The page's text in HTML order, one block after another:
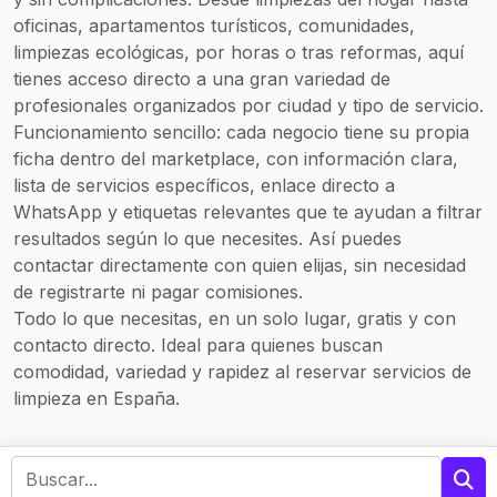
oficinas, apartamentos turísticos, comunidades,
limpiezas ecológicas, por horas o tras reformas, aquí
tienes acceso directo a una gran variedad de
profesionales organizados por ciudad y tipo de servicio.
Funcionamiento sencillo: cada negocio tiene su propia
ficha dentro del marketplace, con información clara,
lista de servicios específicos, enlace directo a
WhatsApp y etiquetas relevantes que te ayudan a filtrar
resultados según lo que necesites. Así puedes
contactar directamente con quien elijas, sin necesidad
de registrarte ni pagar comisiones.
Todo lo que necesitas, en un solo lugar, gratis y con
contacto directo. Ideal para quienes buscan
comodidad, variedad y rapidez al reservar servicios de
limpieza en España.